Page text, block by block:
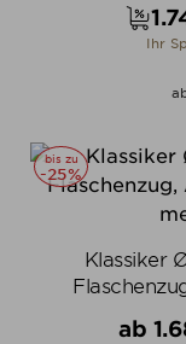
Ihr
bis zu
-25%
Klassiker
ab